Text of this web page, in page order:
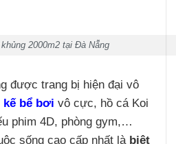
2000m2 tại Đà Nẵng
được trang bị hiện đại vô
bể bơi vô cực, hồ cá Koi
phim 4D, phòng gym,…
sống cao cấp nhất làbiệt